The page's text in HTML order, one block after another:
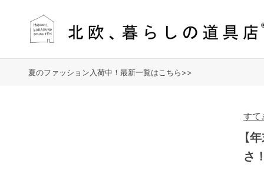
夏のファッション入荷中！最新一覧はこちら>>
すて
【
さ